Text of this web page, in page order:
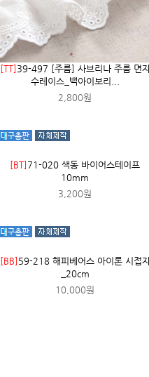
[TT] 39-497 [주름] 사브리나 주름 면
수레이스_백아이보리...
2,800원
[BT] 71-020 색동 바이어스테이프
10mm
3,200원
[BB] 59-218 해피베어스 아이론 시접
_20cm
10,000원